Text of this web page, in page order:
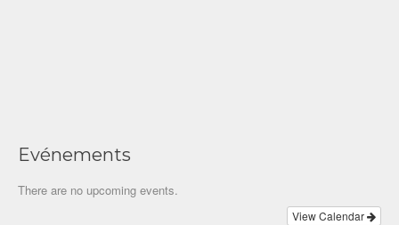
Evénements
There are no upcoming events.
View Calendar